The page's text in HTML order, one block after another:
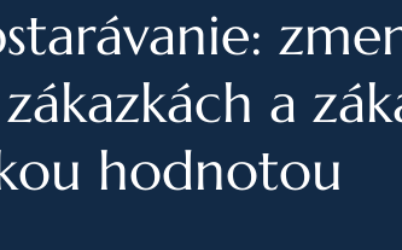
spoločností
súťaže
a
hodnotou